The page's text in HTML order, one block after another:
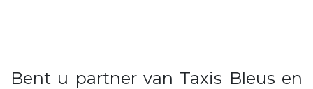
Bent u partner van Taxis Bleus en